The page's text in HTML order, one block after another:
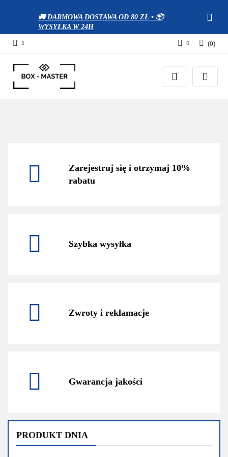
🚚 DARMOWA DOSTAWA OD 80 ZŁ • 📦
WYSYŁKA W 24H
Zaloguj się
Zarejestruj się
(0)
Zarejestruj się i otrzymaj 10%
rabatu
Szybka wysyłka
Zwroty i reklamacje
Gwarancja jakości
PRODUKT DNIA